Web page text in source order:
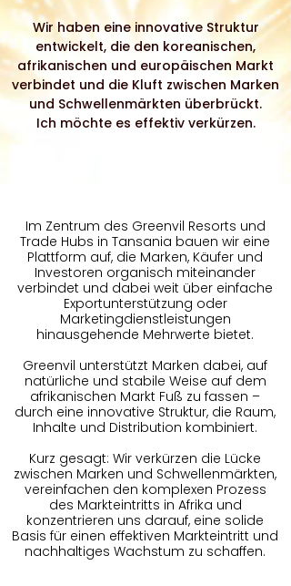
Wir haben eine innovative Struktur
entwickelt, die den koreanischen,
afrikanischen und europäischen Markt
verbindet und die Kluft zwischen Marken
und Schwellenmärkten überbrückt.
Ich möchte es effektiv verkürzen.
Im Zentrum des Greenvil Resorts und
Trade Hubs in Tansania bauen wir eine
Plattform auf, die Marken, Käufer und
Investoren organisch miteinander
verbindet und dabei weit über einfache
Exportunterstützung oder
Marketingdienstleistungen
hinausgehende Mehrwerte bietet.
Greenvil unterstützt Marken dabei, auf
natürliche und stabile Weise auf dem
afrikanischen Markt Fuß zu fassen –
durch eine innovative Struktur, die Raum,
Inhalte und Distribution kombiniert.
Kurz gesagt: Wir verkürzen die Lücke
zwischen Marken und Schwellenmärkten,
vereinfachen den komplexen Prozess
des Markteintritts in Afrika und
konzentrieren uns darauf, eine solide
Basis für einen effektiven Markteintritt und
nachhaltiges Wachstum zu schaffen.